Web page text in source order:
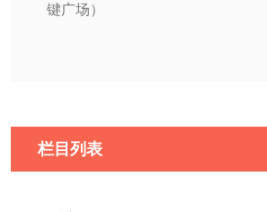
键广场）
栏目列表